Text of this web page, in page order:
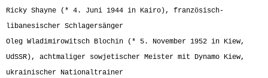
Ricky Shayne (* 4. Juni 1944 in Kairo), französisch-
libanesischer Schlagersänger
Oleg Wladimirowitsch Blochin (* 5. November 1952 in Kiew,
UdSSR), achtmaliger sowjetischer Meister mit Dynamo Kiew,
ukrainischer Nationaltrainer